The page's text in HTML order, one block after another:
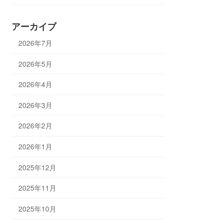
アーカイブ
2026年7月
2026年5月
2026年4月
2026年3月
2026年2月
2026年1月
2025年12月
2025年11月
2025年10月